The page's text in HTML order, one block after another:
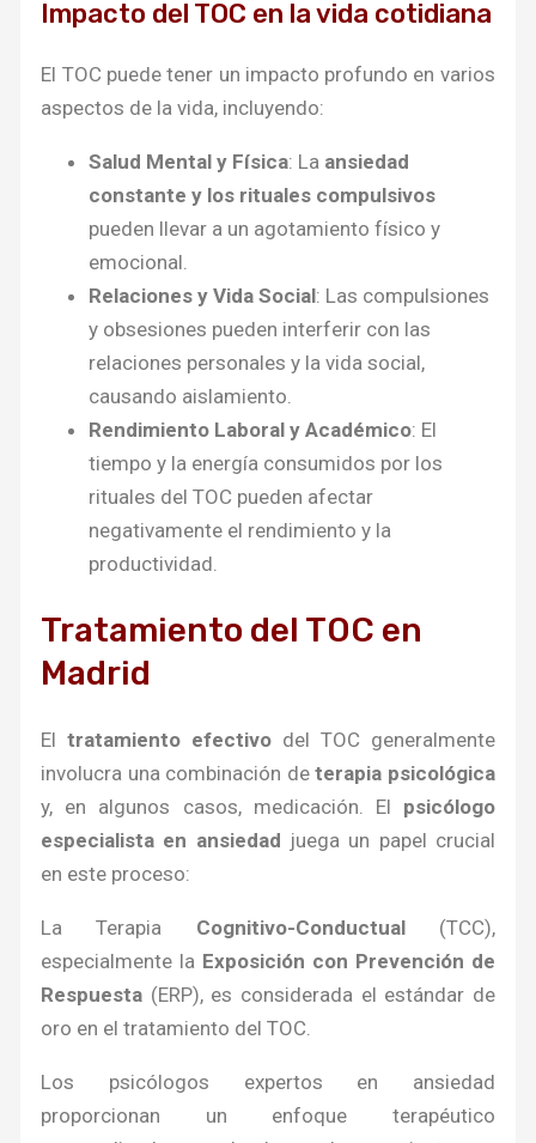
Impacto del TOC en la vida cotidiana
El TOC puede tener un impacto profundo en varios
aspectos de la vida, incluyendo:
Salud Mental y Física: La ansiedad
constante y los rituales compulsivos
pueden llevar a un agotamiento físico y
emocional.
Relaciones y Vida Social: Las compulsiones
y obsesiones pueden interferir con las
relaciones personales y la vida social,
causando aislamiento.
Rendimiento Laboral y Académico: El
tiempo y la energía consumidos por los
rituales del TOC pueden afectar
negativamente el rendimiento y la
productividad.
Tratamiento del TOC en
Madrid
Eltratamiento efectivo del TOC generalmente
involucra una combinación deterapia psicológica
y, en algunos casos, medicación. El psicólogo
especialista en ansiedad juega un papel crucial
en este proceso:
La Terapia Cognitivo-Conductual(TCC),
especialmente la Exposición con Prevención de
Respuesta (ERP), es considerada el estándar de
oro en el tratamiento del TOC.
Los psicólogos expertos en ansiedad
proporcionan un enfoque terapéutico